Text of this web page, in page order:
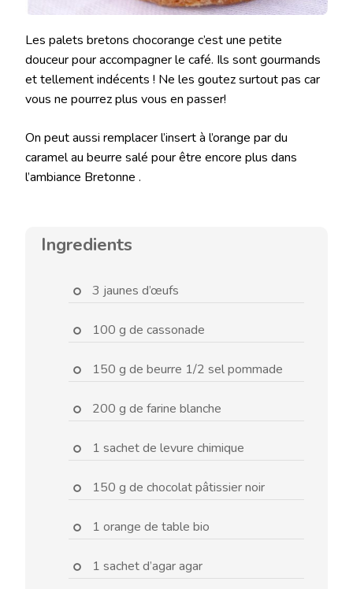
Les palets bretons chocorange c’est une petite
douceur pour accompagner le café. Ils sont gourmands
et tellement indécents ! Ne les goutez surtout pas car
vous ne pourrez plus vous en passer!
On peut aussi remplacer l’insert à l’orange par du
caramel au beurre salé pour être encore plus dans
l’ambiance Bretonne .
Ingredients
3 jaunes d’œufs
100 g de cassonade
150 g de beurre 1/2 sel pommade
200 g de farine blanche
1 sachet de levure chimique
150 g de chocolat pâtissier noir
1 orange de table bio
1 sachet d’agar agar